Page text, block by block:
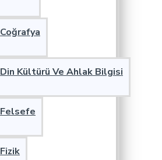
Coğrafya
Din Kültürü Ve Ahlak Bilgisi
Felsefe
Fizik